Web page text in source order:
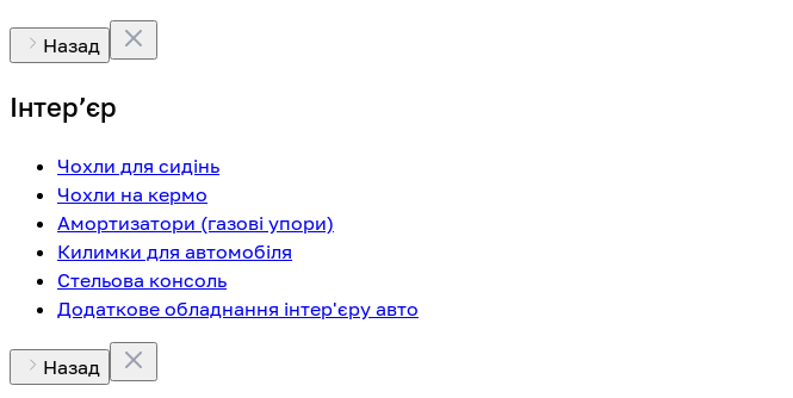
Назад
Інтерʼєр
Чохли для сидінь
Чохли на кермо
Амортизатори (газові упори)
Килимки для автомобіля
Стельова консоль
Додаткове обладнання інтер'єру авто
Назад